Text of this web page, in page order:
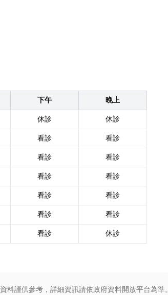
下午
晚上
休診
休診
看診
看診
看診
看診
看診
看診
看診
看診
看診
看診
看診 休診
料謹供參考，詳細資訊請依政府資料開放平台為準。